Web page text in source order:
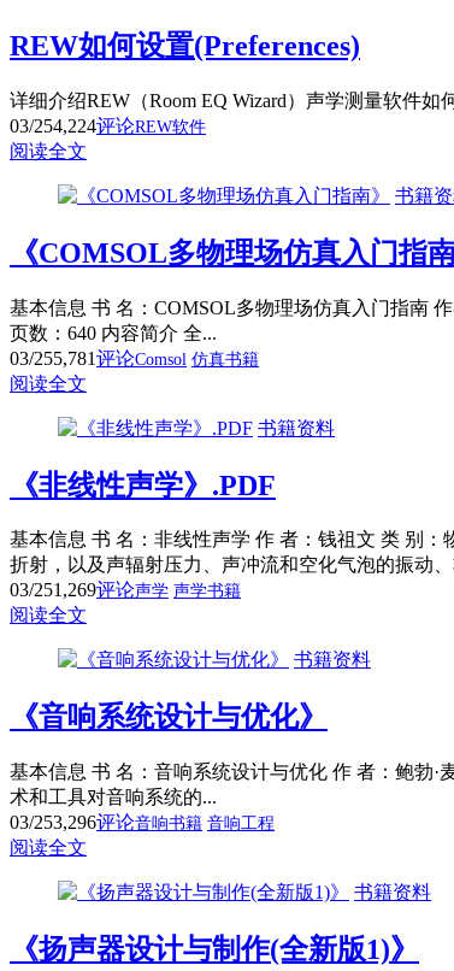
REW如何设置(Preferences)
详细介绍REW（Room EQ Wizard）声学测量软件如
03/254,224评论REW软件
阅读全文
书籍
《COMSOL多物理场仿真入门指南
基本信息 书 名：COMSOL多物理场仿真入门指南
页数：640 内容简介 全...
03/255,781评论Comsol 仿真书籍
阅读全文
书籍资料
《非线性声学》.PDF
基本信息 书 名：非线性声学 作 者：钱祖文 类 别
折射，以及声辐射压力、声冲流和空化气泡的振动
03/251,269评论声学 声学书籍
阅读全文
书籍资料
《音响系统设计与优化》
基本信息 书 名：音响系统设计与优化 作 者：鲍勃·
术和工具对音响系统的...
03/253,296评论音响书籍 音响工程
阅读全文
书籍资料
《扬声器设计与制作(全新版1)》